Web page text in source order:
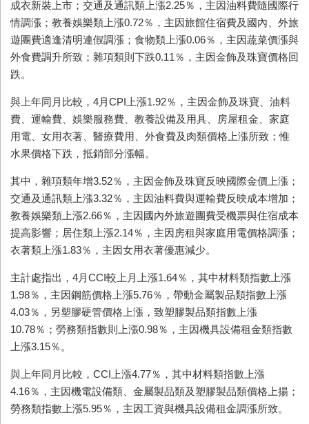
成衣新裝上市；交通及通訊類上漲2.25％，主因油料費隨國際行
情調漲；教養娛樂類上漲0.72％，主因旅館住宿費及國內、外旅
遊團費適逢清明連假調漲；食物類上漲0.06％，主因蔬菜價漲與
外食費調升所致；雜項類則下跌0.11％，主因金飾及珠寶價格回
跌。
與上年同月比較，4月CPI上漲1.92％，主因金飾及珠寶、油料
費、運輸費、娛樂服務費、教養設備及用具、房屋租金、家庭
用電、女用衣著、醫療費用、外食費及肉類價格上漲所致；惟
水果價格下跌，抵銷部分漲幅。
其中，雜項類年增3.52％，主因金飾及珠寶反映國際金價上漲；
交通及通訊類上漲3.32％，主因油料費與運輸費反映成本增加；
教養娛樂類上漲2.66％，主因國內外旅遊團費受機票與住宿成本
提高影響；居住類上漲2.14％，主因房租與家庭用電價格調漲；
衣著類上漲1.83％，主因女用衣著優惠減少。
主計處指出，4月CCI較上月上漲1.64％，其中材料類指數上漲
1.98％，主因鋼筋價格上漲5.76％，帶動金屬製品類指數上漲
4.03％，另塑膠硬管價格上漲，致塑膠製品類指數上漲
10.78％；勞務類指數則上漲0.98％，主因機具設備租金類指數
上漲3.15％。
與上年同月比較，CCI上漲4.77％，其中材料類指數上漲
4.16％，主因機電設備類、金屬製品類及塑膠製品類價格上揚；
勞務類指數上漲5.95％，主因工資與機具設備租金調漲所致。